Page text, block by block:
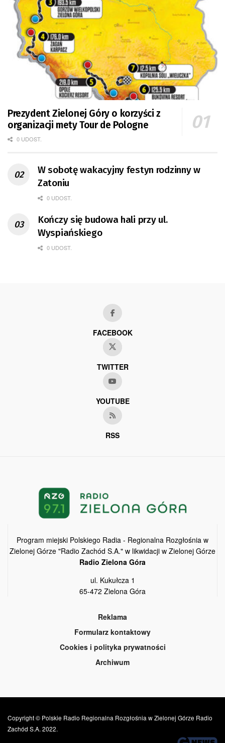
Prezydent Zielonej Góry o korzyści z
organizacji mety Tour de Pologne
0 UDOST.
W sobotę wakacyjny festyn rodzinny w
Zatoniu
0 UDOST.
Kończy się budowa hali przy ul.
Wyspiańskiego
0 UDOST.
FACEBOOK
TWITTER
YOUTUBE
RSS
Program miejski Polskiego Radia - Regionalna Rozgłośnia w
Zielonej Górze "Radio Zachód S.A." w likwidacji w Zielonej Górze
Radio Zielona Góra
ul. Kukułcza 1
65-472 Zielona Góra
Reklama
Formularz kontaktowy
Cookies i polityka prywatności
Archiwum
Copyright © Polskie Radio Regionalna Rozgłośnia w Zielonej Górze Radio
Zachód S.A. 2022.